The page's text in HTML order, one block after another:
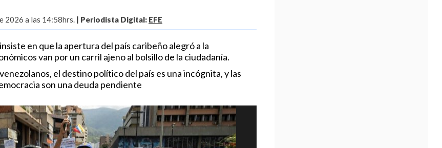
2026 a las 14:58hrs. | Periodista Digital: EFE
en que la apertura del país caribeño alegró a la
van por un carril ajeno al bolsillo de la ciudadanía.
el destino político del país es una incógnita, y las
son una deuda pendiente